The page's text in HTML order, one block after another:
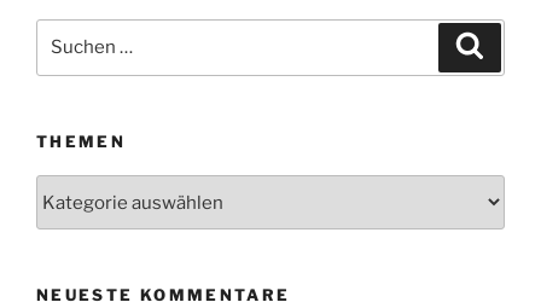
Suchen
THEMEN
NEUESTE KOMMENTARE